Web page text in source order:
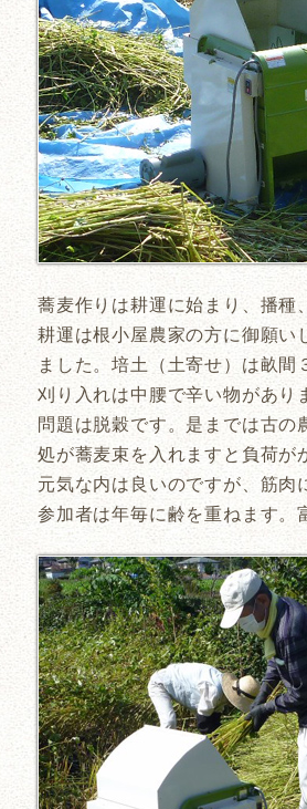
蕎麦作りは耕運に始まり、播種
耕運は根小屋農家の方に御願い
ました。培土（土寄せ）は畝間
刈り入れは中腰で辛い物があり
問題は脱穀です。是までは古の
処が蕎麦束を入れますと負荷が
元気な内は良いのですが、筋肉
参加者は年毎に齢を重ねます。